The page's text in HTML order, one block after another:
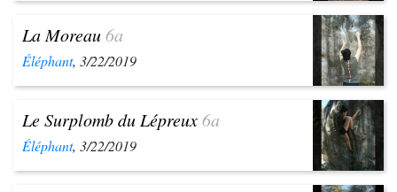
La Moreau6a
Éléphant, 3/22/2019
Le Surplomb du Lépreux6a
Éléphant, 3/22/2019